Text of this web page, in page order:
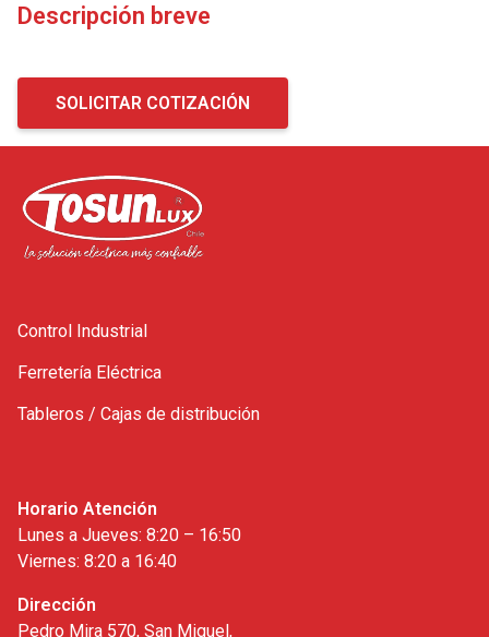
Descripción breve
SOLICITAR COTIZACIÓN
Control Industrial
Ferretería Eléctrica
Tableros / Cajas de distribución
Horario Atención
Lunes a Jueves: 8:20 – 16:50
Viernes: 8:20 a 16:40
Dirección
Pedro Mira 570, San Miguel,